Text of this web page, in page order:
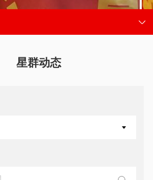
星群动态